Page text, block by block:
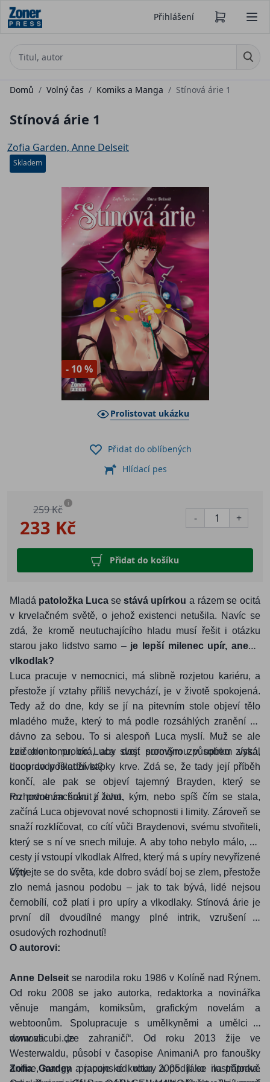
Přihlášení
Domů / Volný čas / Komiks a Manga / Stínová árie 1
Stínová árie 1
Zofia Garden, Anne Delseit
Skladem
- 10 %
Prolistovat ukázku
233 Kč
259 Kč i
- +
Přidat do košíku
Přidat do oblíbených
Hlídací pes
Mladá patoložka Luca se stává upírkou a rázem se ocitá
v krvelačném světě, o jehož existenci netušila. Navíc se
zdá, že kromě neutuchajícího hladu musí řešit i otázku
starou jako lidstvo samo – je lepší milenec upír, anebo
vlkodlak?
Luca pracuje v nemocnici, má slibně rozjetou kariéru, a
přestože jí vztahy příliš nevychází, je v životě spokojená.
Tedy až do dne, kdy se jí na pitevním stole objeví tělo
mladého muže, který to má podle rozsáhlých zranění už
dávno za sebou. To si alespoň Luca myslí. Muž se ale
zničehonic probírá, aby dost surovým způsobem vysál
Lucu do poslední kapky krve. Zdá se, že tady její příběh
končí, ale pak se objeví tajemný Brayden, který se
rozhodne zachránit jí život.
Lze ale tomu, co Luca svojí proměnou v upírku získá,
doopravdy říkat život?
Po prvotním šoku z toho, kým, nebo spíš čím se stala,
začíná Luca objevovat nové schopnosti i limity. Zároveň se
snaží rozklíčovat, co cítí vůči Braydenovi, svému stvořiteli,
který se s ní ve snech miluje. A aby toho nebylo málo, do
cesty jí vstoupí vlkodlak Alfred, který má s upíry nevyřízené
účty.
Vydejte se do světa, kde dobro svádí boj se zlem, přestože
zlo nemá jasnou podobu – jak to tak bývá, lidé nejsou
černobílí, což platí i pro upíry a vlkodlaky. Stínová árie je
první díl dvoudílné mangy plné intrik, vzrušení a
osudových rozhodnutí!
O autorovi:
Anne Delseit se narodila roku 1986 v Kolíně nad Rýnem.
Od roku 2008 se jako autorka, redaktorka a novinářka
věnuje mangám, komiksům, grafickým novelám a
webtoonům. Spolupracuje s umělkyněmi a umělci z
domova i „ze zahraničí“. Od roku 2013 žije ve
Westerwaldu, působí v časopise AnimaniA pro fanoušky
anime, mangy a japonské kultury a podílí se na přípravě
www.alicubi.de
Zofia Gardenpracuje od roku 2005 jako ilustrátorka.